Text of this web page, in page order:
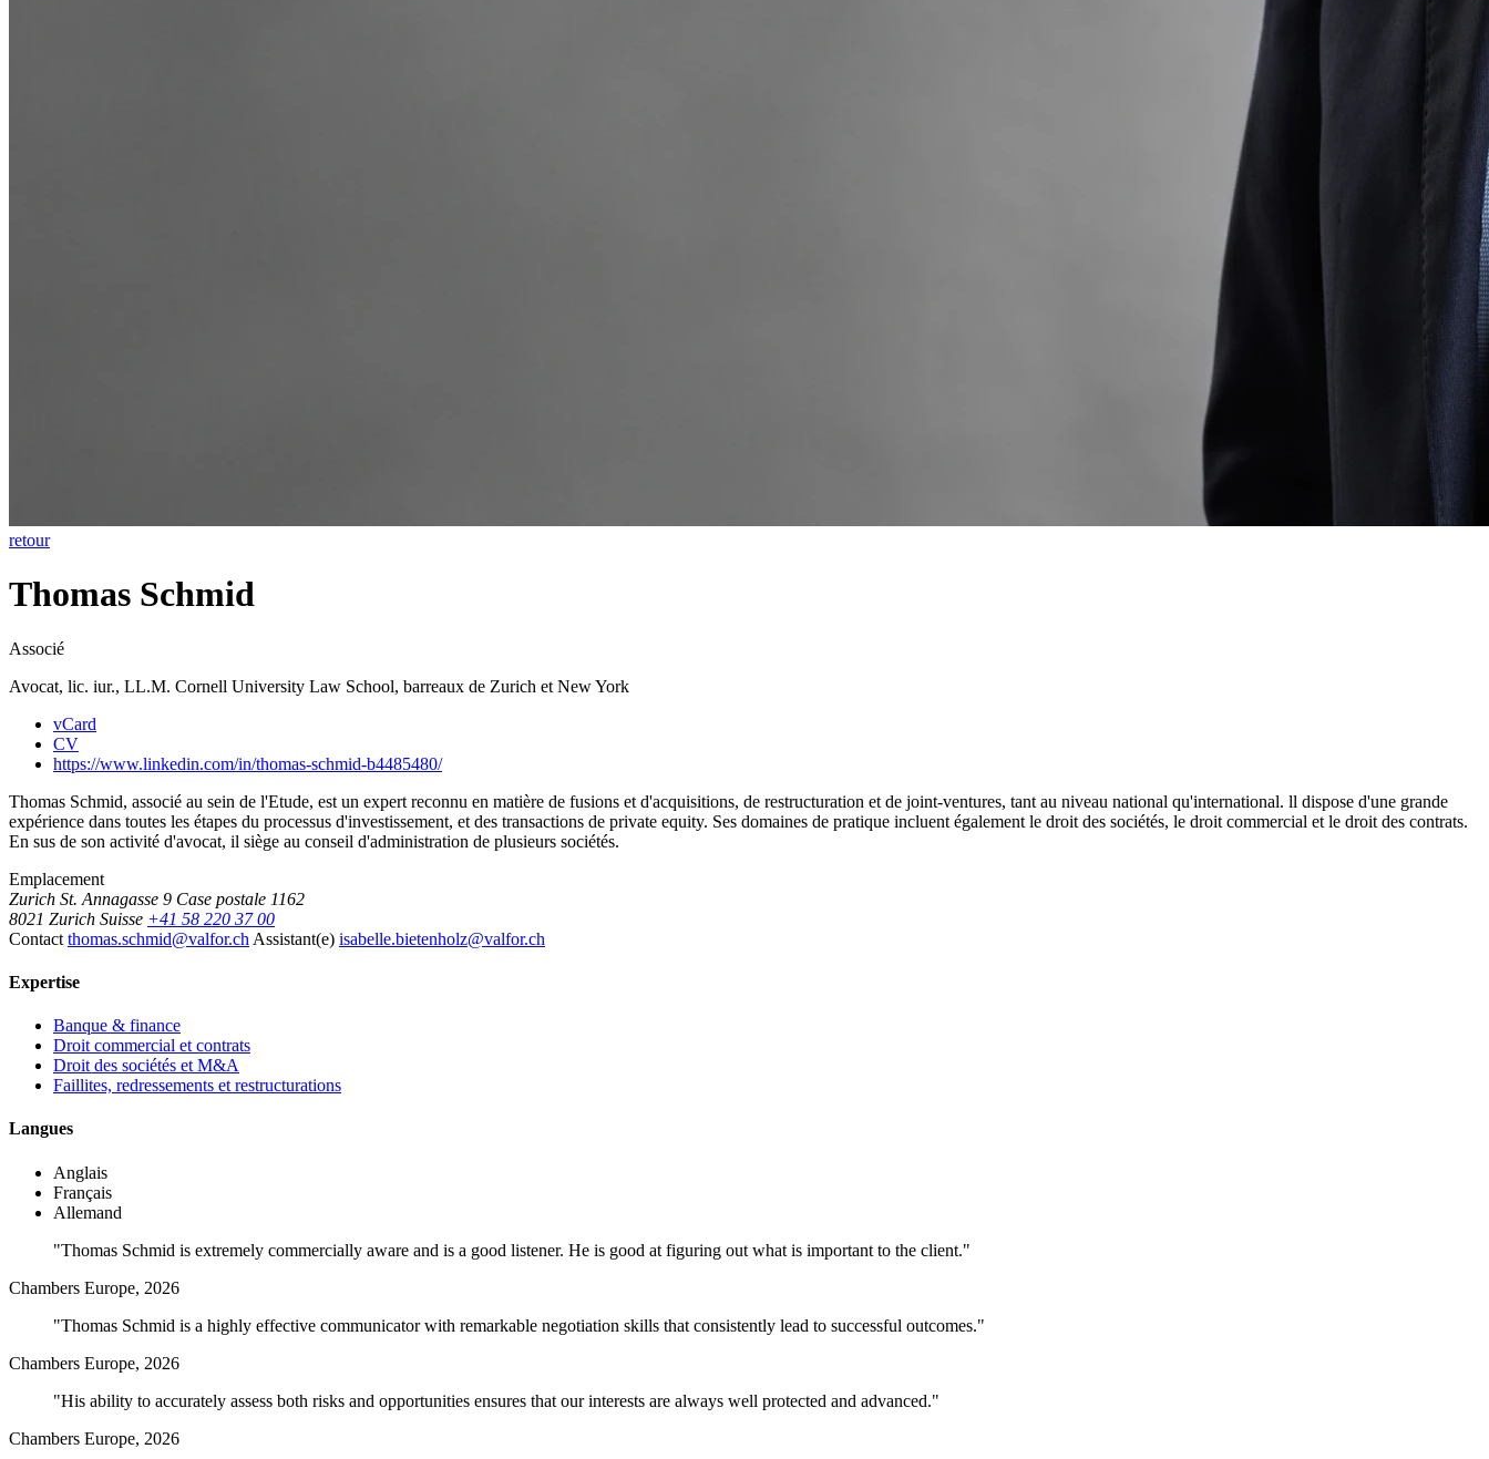
retour
Thomas Schmid
Associé
Avocat, lic. iur., LL.M. Cornell University Law School, barreaux de Zurich et New York
vCard
CV
https://www.linkedin.com/in/thomas-schmid-b4485480/
Thomas Schmid, associé au sein de l'Etude, est un expert reconnu en matière de fusions et d'acquisitions, de restructuration et de joint-ventures, tant au niveau national qu'international. ll dispose d'une grande
expérience dans toutes les étapes du processus d'investissement, et des transactions de private equity. Ses domaines de pratique incluent également le droit des sociétés, le droit commercial et le droit des contrats.
En sus de son activité d'avocat, il siège au conseil d'administration de plusieurs sociétés.
Emplacement
Zurich St. Annagasse 9 Case postale 1162
8021 Zurich Suisse +41 58 220 37 00
Contact thomas.schmid@valfor.ch Assistant(e) isabelle.bietenholz@valfor.ch
Expertise
Banque & finance
Droit commercial et contrats
Droit des sociétés et M&A
Faillites, redressements et restructurations
Langues
Anglais
Français
Allemand
"Thomas Schmid is extremely commercially aware and is a good listener. He is good at figuring out what is important to the client."
Chambers Europe, 2026
"Thomas Schmid is a highly effective communicator with remarkable negotiation skills that consistently lead to successful outcomes."
Chambers Europe, 2026
"His ability to accurately assess both risks and opportunities ensures that our interests are always well protected and advanced."
Chambers Europe, 2026